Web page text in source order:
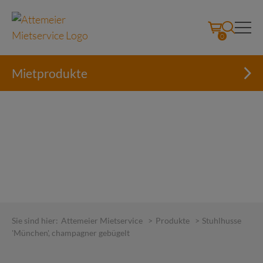
0
Mietprodukte
content
Sie sind hier: Attemeier Mietservice > Produkte > Stuhlhusse
'München', champagner gebügelt